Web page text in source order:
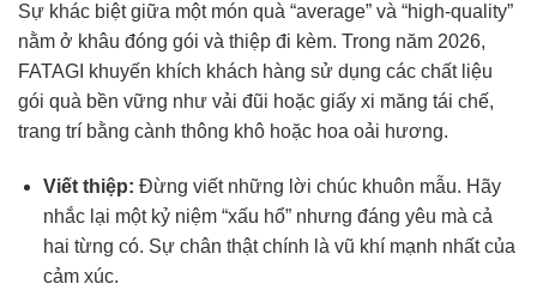
Sự khác biệt giữa một món quà “average” và “high-quality”
nằm ở khâu đóng gói và thiệp đi kèm. Trong năm 2026,
FATAGI khuyến khích khách hàng sử dụng các chất liệu
gói quà bền vững như vải đũi hoặc giấy xi măng tái chế,
trang trí bằng cành thông khô hoặc hoa oải hương.
Viết thiệp: Đừng viết những lời chúc khuôn mẫu. Hãy
nhắc lại một kỷ niệm “xấu hổ” nhưng đáng yêu mà cả
hai từng có. Sự chân thật chính là vũ khí mạnh nhất của
cảm xúc.